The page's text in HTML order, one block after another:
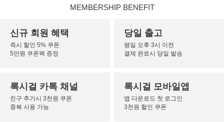
MEMBERSHIP BENEFIT
신규 회원 혜택
즉시 할인 5% 쿠폰
5만원 쿠폰팩 증정
당일 출고
평일 오후 3시 이전
결제 완료시 당일 발송
록시걸 카톡 채널
친구 추가시 3천원 쿠폰
중복 사용 가능
록시걸 모바일앱
앱 다운로드 첫 로그인
3천원 할인 쿠폰